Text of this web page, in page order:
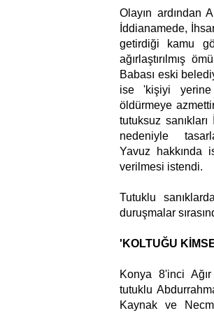
Olayın ardından
İddianamede,
getirdiği kamu
ağırlaştırılmış
Babası eski
ise 'kişiyi yerine
öldürmeye
tutuksuz
nedeniyle
Yavuz hakkında
verilmesi istendi.
Tutuklu
duruşmalar
'KOLTUĞU
Konya 8'inci
tutuklu
Kaynak ve